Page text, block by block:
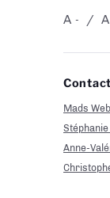
-
A A
Mads
Anne-